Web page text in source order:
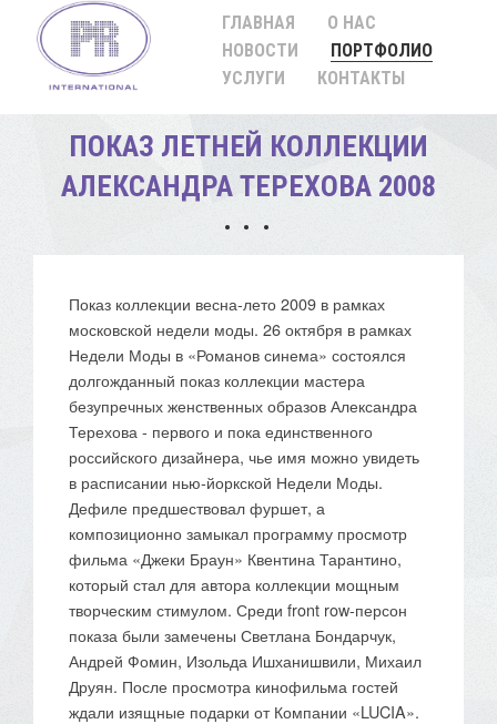
ГЛАВНАЯ
О НАС
НОВОСТИ
ПОРТФОЛИО
УСЛУГИ
КОНТАКТЫ
ПОКАЗ ЛЕТНЕЙ КОЛЛЕКЦИИ
АЛЕКСАНДРА ТЕРЕХОВА 2008
Показ коллекции весна-лето 2009 в рамках
московской недели моды. 26 октября в рамках
Недели Моды в «Романов синема» состоялся
долгожданный показ коллекции мастера
безупречных женственных образов Александра
Терехова - первого и пока единственного
российского дизайнера, чье имя можно увидеть
в расписании нью-йоркской Недели Моды.
Дефиле предшествовал фуршет, а
композиционно замыкал программу просмотр
фильма «Джеки Браун» Квентина Тарантино,
который стал для автора коллекции мощным
творческим стимулом. Среди front row-персон
показа были замечены Светлана Бондарчук,
Андрей Фомин, Изольда Ишханишвили, Михаил
Друян. После просмотра кинофильма гостей
ждали изящные подарки от Компании «LUCIA».